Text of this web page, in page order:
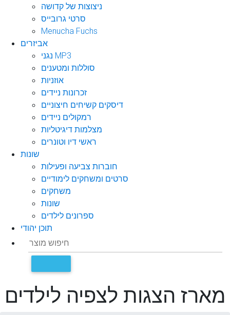
ניצוצות של קדושה
סרטי גרובייס
Menucha Fuchs
אביזרים
נגני MP3
סוללות ומטענים
אוזניות
זכרונות ניידים
דיסקים קשיחים חיצוניים
רמקולים ניידים
מצלמות דיגיטליות
ראשי דיו וטונרים
שונות
חוברות צביעה ופעילות
סרטים ומשחקים לימודיים
משחקים
שונות
ספרונים לילדים
תוכן יהודי
מארז הצגות לצפיה לילדים